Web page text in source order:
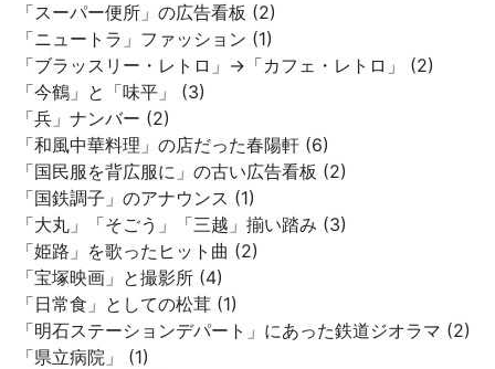
「スーパー便所」の広告看板 (2)
「ニュートラ」ファッション (1)
「ブラッスリー・レトロ」→「カフェ・レトロ」 (2)
「今鶴」と「味平」 (3)
「兵」ナンバー (2)
「和風中華料理」の店だった春陽軒 (6)
「国民服を背広服に」の古い広告看板 (2)
「国鉄調子」のアナウンス (1)
「大丸」「そごう」「三越」揃い踏み (3)
「姫路」を歌ったヒット曲 (2)
「宝塚映画」と撮影所 (4)
「日常食」としての松茸 (1)
「明石ステーションデパート」にあった鉄道ジオラマ (2)
「県立病院」 (1)